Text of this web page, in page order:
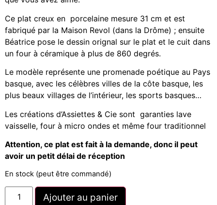
Ce plat creux en porcelaine mesure 31 cm et est
fabriqué par la Maison Revol (dans la Drôme) ; ensuite
Béatrice pose le dessin orignal sur le plat et le cuit dans
un four à céramique à plus de 860 degrés.
Le modèle représente une promenade poétique au Pays
basque, avec les célèbres villes de la côte basque, les
plus beaux villages de l’intérieur, les sports basques…
Les créations d’Assiettes & Cie sont garanties lave
vaisselle, four à micro ondes et même four traditionnel
Attention, ce plat est fait à la demande, donc il peut
avoir un petit délai de réception
En stock (peut être commandé)
Ajouter au panier